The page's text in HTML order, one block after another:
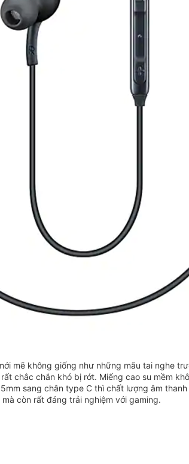
mẽ không giống như những mãu tai nghe
chắc chắn khó bị rớt. Miếng cao su mềm
sang chân type C thì chất lượng âm
còn rất đáng trải nghiệm với gaming.